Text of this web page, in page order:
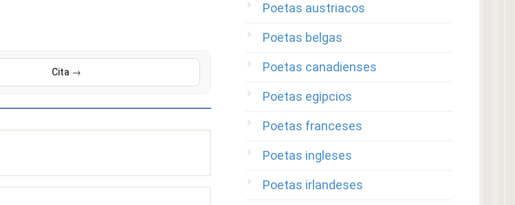
Cita →
Poetas austriacos
Poetas belgas
Poetas canadienses
Poetas egipcios
Poetas franceses
Poetas ingleses
Poetas irlandeses